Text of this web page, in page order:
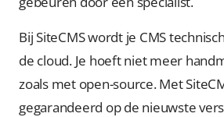
Bij SiteCMS wordt je CMS
de cloud. Je hoeft niet meer
zoals met open-source. Met
gegarandeerd op de nieuwste